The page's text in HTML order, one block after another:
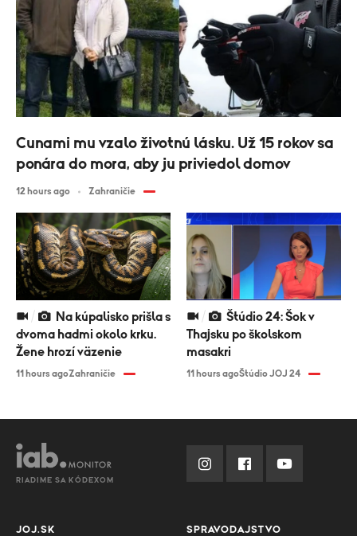
dvoma hadmi okolo krku.
Žene hrozí väzenie
11 hours agoZahraničie
Thajsku po školskom
masakri
11 hours agoŠtúdio JOJ 24
Cunami mu vzalo životnú lásku. Už 15 rokov sa
ponára do mora, aby ju priviedol domov
12 hours ago Zahraničie
RIADIME SA KÓDEXOM
JOJ.SK SPRAVODAJSTVO